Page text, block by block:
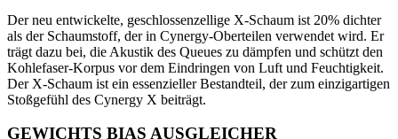
Der neu entwickelte, geschlossenzellige X-Schaum ist 20% dichter
als der Schaumstoff, der in Cynergy-Oberteilen verwendet wird. Er
trägt dazu bei, die Akustik des Queues zu dämpfen und schützt den
Kohlefaser-Korpus vor dem Eindringen von Luft und Feuchtigkeit.
Der X-Schaum ist ein essenzieller Bestandteil, der zum einzigartigen
Stoßgefühl des Cynergy X beiträgt.
GEWICHTS BIAS AUSGLEICHER